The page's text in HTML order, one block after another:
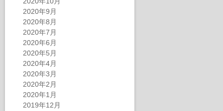
2020年9月
2020年8月
2020年7月
2020年6月
2020年5月
2020年4月
2020年3月
2020年2月
2020年1月
2019年12月